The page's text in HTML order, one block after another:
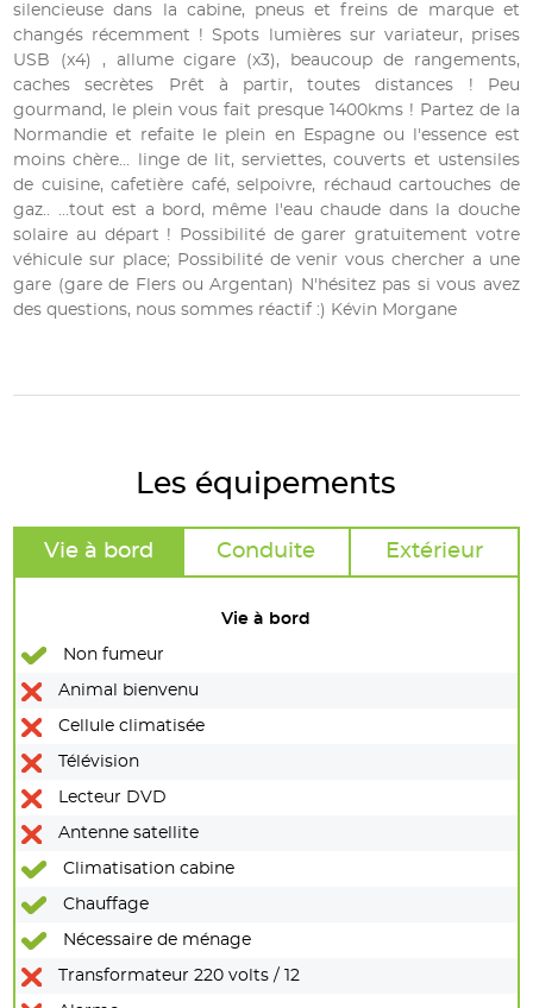
silencieuse dans la cabine, pneus et freins de marque et
changés récemment ! Spots lumières sur variateur, prises
USB (x4) , allume cigare (x3), beaucoup de rangements,
caches secrètes Prêt à partir, toutes distances ! Peu
gourmand, le plein vous fait presque 1400kms ! Partez de la
Normandie et refaite le plein en Espagne ou l'essence est
moins chère... linge de lit, serviettes, couverts et ustensiles
de cuisine, cafetière café, selpoivre, réchaud cartouches de
gaz.. ...tout est a bord, même l'eau chaude dans la douche
solaire au départ ! Possibilité de garer gratuitement votre
véhicule sur place; Possibilité de venir vous chercher a une
gare (gare de Flers ou Argentan) N'hésitez pas si vous avez
des questions, nous sommes réactif :) Kévin Morgane
Les équipements
Vie à bord Conduite Extérieur
Vie à bord
Non fumeur
Animal bienvenu
Cellule climatisée
Télévision
Lecteur DVD
Antenne satellite
Climatisation cabine
Chauffage
Nécessaire de ménage
Transformateur 220 volts / 12